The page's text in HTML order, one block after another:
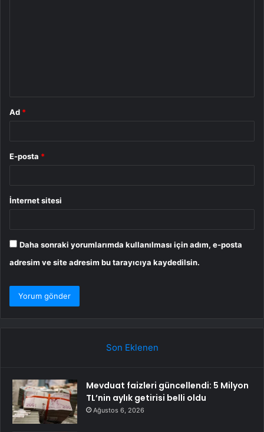
Ad *
E-posta *
İnternet sitesi
Daha sonraki yorumlarımda kullanılması için adım, e-posta
adresim ve site adresim bu tarayıcıya kaydedilsin.
Son Eklenen
Mevduat faizleri güncellendi: 5 Milyon
TL’nin aylık getirisi belli oldu
Ağustos 6, 2026